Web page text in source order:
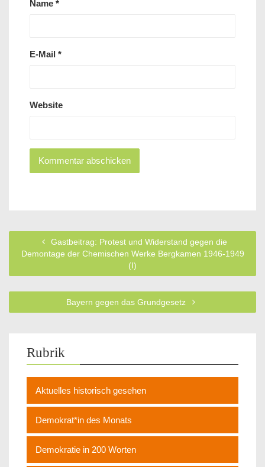
Name *
E-Mail *
Website
Gastbeitrag: Protest und Widerstand gegen die
Demontage der Chemischen Werke Bergkamen 1946-1949
(I)
Bayern gegen das Grundgesetz
Rubrik
Aktuelles historisch gesehen
Demokrat*in des Monats
Demokratie in 200 Worten